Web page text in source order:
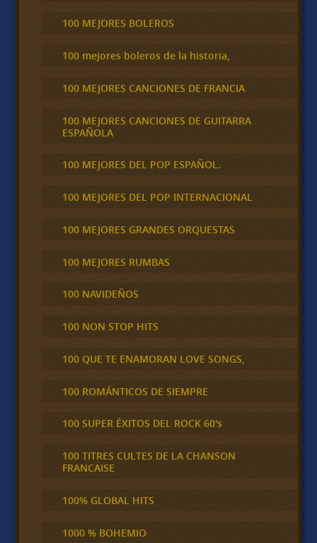
100 MEJORES BOLEROS
100 mejores boleros de la historia,
100 MEJORES CANCIONES DE FRANCIA
100 MEJORES CANCIONES DE GUITARRA
ESPAÑOLA
100 MEJORES DEL POP ESPAÑOL.
100 MEJORES DEL POP INTERNACIONAL
100 MEJORES GRANDES ORQUESTAS
100 MEJORES RUMBAS
100 NAVIDEÑOS
100 NON STOP HITS
100 QUE TE ENAMORAN LOVE SONGS,
100 ROMÁNTICOS DE SIEMPRE
100 SUPER ÉXITOS DEL ROCK 60's
100 TITRES CULTES DE LA CHANSON
FRANCAISE
100% GLOBAL HITS
1000 % BOHEMIO